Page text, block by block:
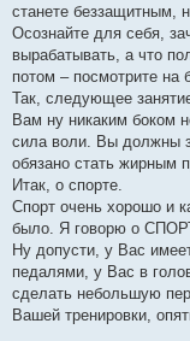
станете беззащитным,
Осознайте для себя,
вырабатывать, а что
потом – посмотрите на
Так, следующее
Вам ну никаким боком
сила воли. Вы должны
обязано стать жирным
Итак, о спорте.
Спорт очень хорошо и
было. Я говорю о
Ну допусти, у Вас
педалями, у Вас в
сделать небольшую
Вашей тренировки,